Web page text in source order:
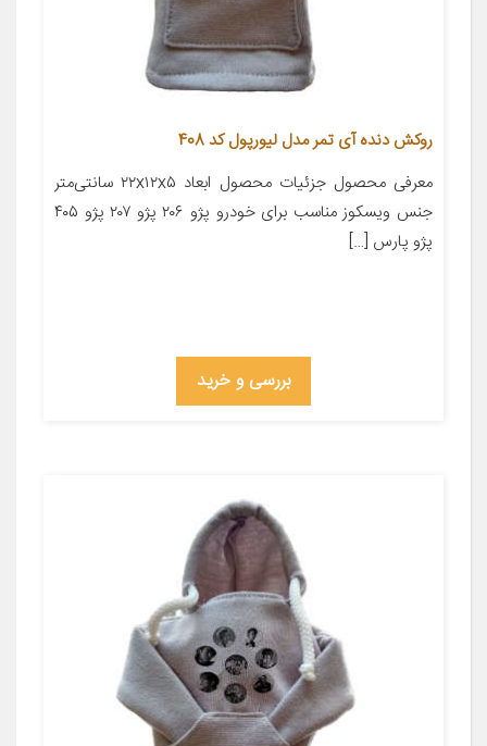
روکش دنده آی تمر مدل لیورپول کد 408
معرفی محصول جزئیات محصول ابعاد ۲۲x۱۲x۵ سانتی‌متر
جنس ویسکوز مناسب برای خودرو پژو ۲۰۶ پژو ۲۰۷ پژو ۴۰۵
پژو پارس […]
بررسی و خرید